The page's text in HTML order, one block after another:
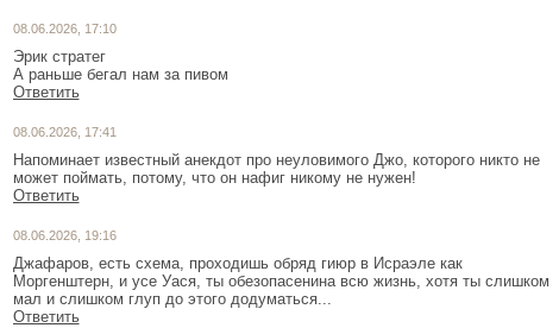
08.06.2026, 17:10
Эрик стратег
А раньше бегал нам за пивом
Ответить
08.06.2026, 17:41
Напоминает известный анекдот про неуловимого Джо, которого никто не
может поймать, потому, что он нафиг никому не нужен!
Ответить
08.06.2026, 19:16
Джафаров, есть схема, проходишь обряд гиюр в Исраэле как
Моргенштерн, и усе Уася, ты обезопасенина всю жизнь, хотя ты слишком
мал и слишком глуп до этого додуматься...
Ответить